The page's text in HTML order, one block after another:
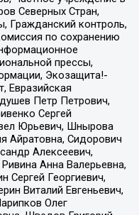
Северных Стран,
Гражданский контроль,
по сохранению
прессы,
Экозащита!-
Евразийская
Петр Петрович,
Сергей
Юрьевич, Шнырова
Айратовна, Сидорович
Алексеевич,
Анна Валерьевна,
Сергей Георгиевич,
Виталий Евгеньевич,
Олег